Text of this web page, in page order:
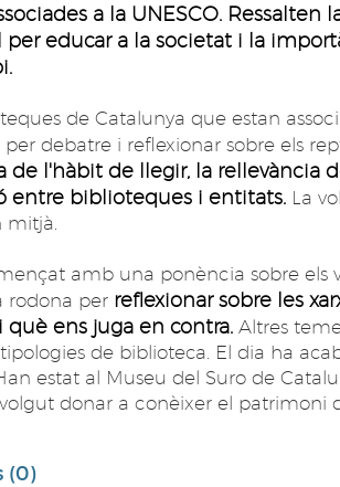
a la UNESCO. Ressalten
educar a la societat i la
de Catalunya que estan
per debatre i reflexionar sobre els
de l'hàbit de llegir, la rellevància
entre biblioteques i entitats. La
mitjà.
amb una ponència sobre els
rodona per reflexionar sobre les
ens juga en contra. Altres
de biblioteca. El dia ha
estat al Museu del Suro de
donar a conèixer el patrimoni
(0)